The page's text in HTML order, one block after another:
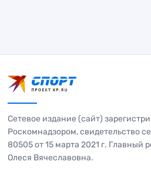
Сетевое издание (сайт)
Роскомнадзором, свидетельство
80505 от 15 марта 2021 г. Главный
Олеся Вячеславовна.